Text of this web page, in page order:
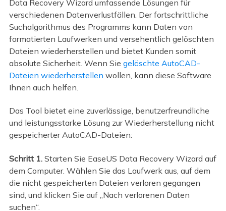
Data Recovery Wizard umfassende Lösungen für
verschiedenen Datenverlustfällen. Der fortschrittliche
Suchalgorithmus des Programms kann Daten von
formatierten Laufwerken und versehentlich gelöschten
Dateien wiederherstellen und bietet Kunden somit
absolute Sicherheit. Wenn Sie gelöschte AutoCAD-
Dateien wiederherstellen wollen, kann diese Software
Ihnen auch helfen.
Das Tool bietet eine zuverlässige, benutzerfreundliche
und leistungsstarke Lösung zur Wiederherstellung nicht
gespeicherter AutoCAD-Dateien:
Schritt 1.Starten Sie EaseUS Data Recovery Wizard auf
dem Computer. Wählen Sie das Laufwerk aus, auf dem
die nicht gespeicherten Dateien verloren gegangen
sind, und klicken Sie auf „Nach verlorenen Daten
suchen“.